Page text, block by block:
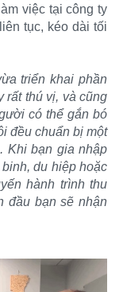
việc tại công ty
tục, kéo dài tối
triển khai phần
rất thú vị, và cũng
có thể gắn bó
đều chuẩn bị một
Khi bạn gia nhập
du hiệp hoặc
hành trình thu
đầu bạn sẽ nhận